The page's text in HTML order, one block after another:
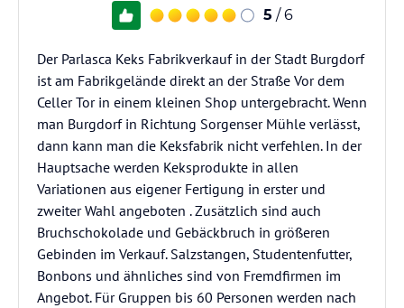
5 / 6
Der Parlasca Keks Fabrikverkauf in der Stadt Burgdorf
ist am Fabrikgelände direkt an der Straße Vor dem
Celler Tor in einem kleinen Shop untergebracht. Wenn
man Burgdorf in Richtung Sorgenser Mühle verlässt,
dann kann man die Keksfabrik nicht verfehlen. In der
Hauptsache werden Keksprodukte in allen
Variationen aus eigener Fertigung in erster und
zweiter Wahl angeboten . Zusätzlich sind auch
Bruchschokolade und Gebäckbruch in größeren
Gebinden im Verkauf. Salzstangen, Studentenfutter,
Bonbons und ähnliches sind von Fremdfirmen im
Angebot. Für Gruppen bis 60 Personen werden nach